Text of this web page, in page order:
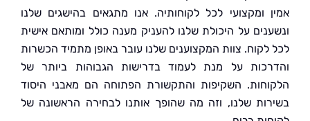
ומקצועי לכל לקוחותיה. אנו מתגאים בהישגים שלנו
על היכולת שלנו להעניק מענה כולל ומותאם אישית
צוות המקצוענים שלנו עובר באופן מתמיד הכשרות
על מנת לעמוד בדרישות הגבוהות ביותר של
השקיפות והתקשורת הפתוחה הם מאבני היסוד
שלנו, וזה מה שהופך אותנו לבחירה הראשונה של